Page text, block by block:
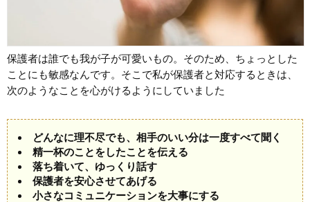
保護者は誰でも我が子が可愛いもの。そのため、ちょっとした
ことにも敏感なんです。そこで私が保護者と対応するときは、
次のようなことを心がけるようにしていました
どんなに理不尽でも、相手のいい分は一度すべて聞く
精一杯のことをしたことを伝える
落ち着いて、ゆっくり話す
保護者を安心させてあげる
小さなコミュニケーションを大事にする